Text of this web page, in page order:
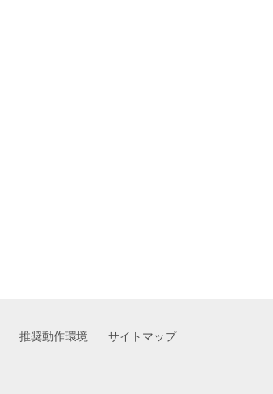
推奨動作環境 サイトマップ